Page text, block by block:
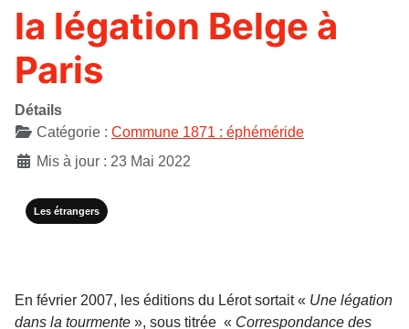
la légation Belge à
Paris
Détails
Catégorie : Commune 1871 : éphéméride
Mis à jour : 23 Mai 2022
Les étrangers
En février 2007, les éditions du Lérot sortait « Une légation
dans la tourmente », sous titrée « Correspondance des